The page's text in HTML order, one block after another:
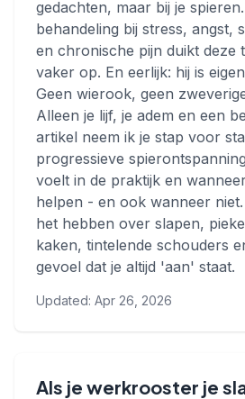
gedachten, maar bij je
behandeling bij stress, angst,
en chronische pijn duikt deze
vaker op. En eerlijk: hij is
Geen wierook, geen
Alleen je lijf, je adem en een
artikel neem ik je stap voor
progressieve
voelt in de praktijk en
helpen - en ook wanneer
het hebben over slapen,
kaken, tintelende schouders
gevoel dat je altijd 'aan' staat.
Updated: Apr 26, 2026
Als je werkrooster je